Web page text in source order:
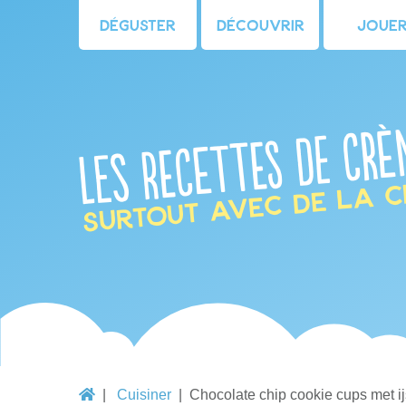
Déguster Découvrir
Jouer
Les recettes de
Surtout avec de la
Cuisiner Chocolate chip cookie cups met